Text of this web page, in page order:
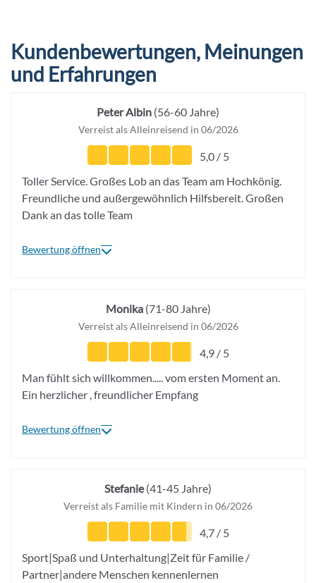
Kundenbewertungen, Meinungen
und Erfahrungen
Peter Albin (56-60 Jahre)
Verreist als Alleinreisend in 06/2026
5,0 / 5
Toller Service. Großes Lob an das Team am Hochkönig.
Freundliche und außergewöhnlich Hilfsbereit. Großen
Dank an das tolle Team
Bewertung öffnen
Monika(71-80 Jahre)
Verreist als Alleinreisend in 06/2026
4,9 / 5
Man fühlt sich willkommen..... vom ersten Moment an.
Ein herzlicher , freundlicher Empfang
Bewertung öffnen
Stefanie(41-45 Jahre)
Verreist als Familie mit Kindern in 06/2026
4,7 / 5
Sport|Spaß und Unterhaltung|Zeit für Familie /
Partner|andere Menschen kennenlernen